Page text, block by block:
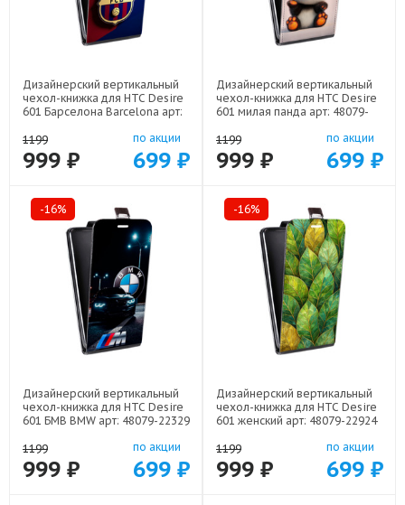
Дизайнерский вертикальный
чехол-книжка для HTC Desire
601 Барселона Barcelona арт:
1199
999 ₽
по акции
699 ₽
Дизайнерский вертикальный
чехол-книжка для HTC Desire
601 милая панда арт: 48079-
1199
999 ₽
по акции
699 ₽
-16%
Дизайнерский вертикальный
чехол-книжка для HTC Desire
601 БМВ BMW арт: 48079-22329
1199
999 ₽
по акции
699 ₽
-16%
Дизайнерский вертикальный
чехол-книжка для HTC Desire
601 женский арт: 48079-22924
1199
999 ₽
по акции
699 ₽